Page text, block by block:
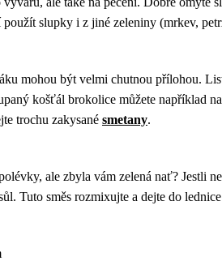
slupky i z jiné zeleniny (mrkev,
mohou být velmi chutnou přílohou.
košťál brokolice můžete například
trochu zakysané smetany.
ale zbyla vám zelená nať? Jestli
Tuto směs rozmixujte a dejte do